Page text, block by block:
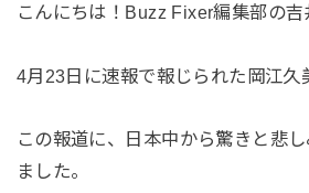
こんにちは！Buzz Fixer編集部の吉
4月23日に速報で報じられた岡江久
この報道に、日本中から驚きと悲
ました。